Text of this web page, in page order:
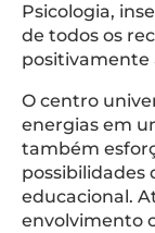
Psicologia,
de todos os
positivamente
O centro
energias em
também
possibilidades
educacional.
envolvimento